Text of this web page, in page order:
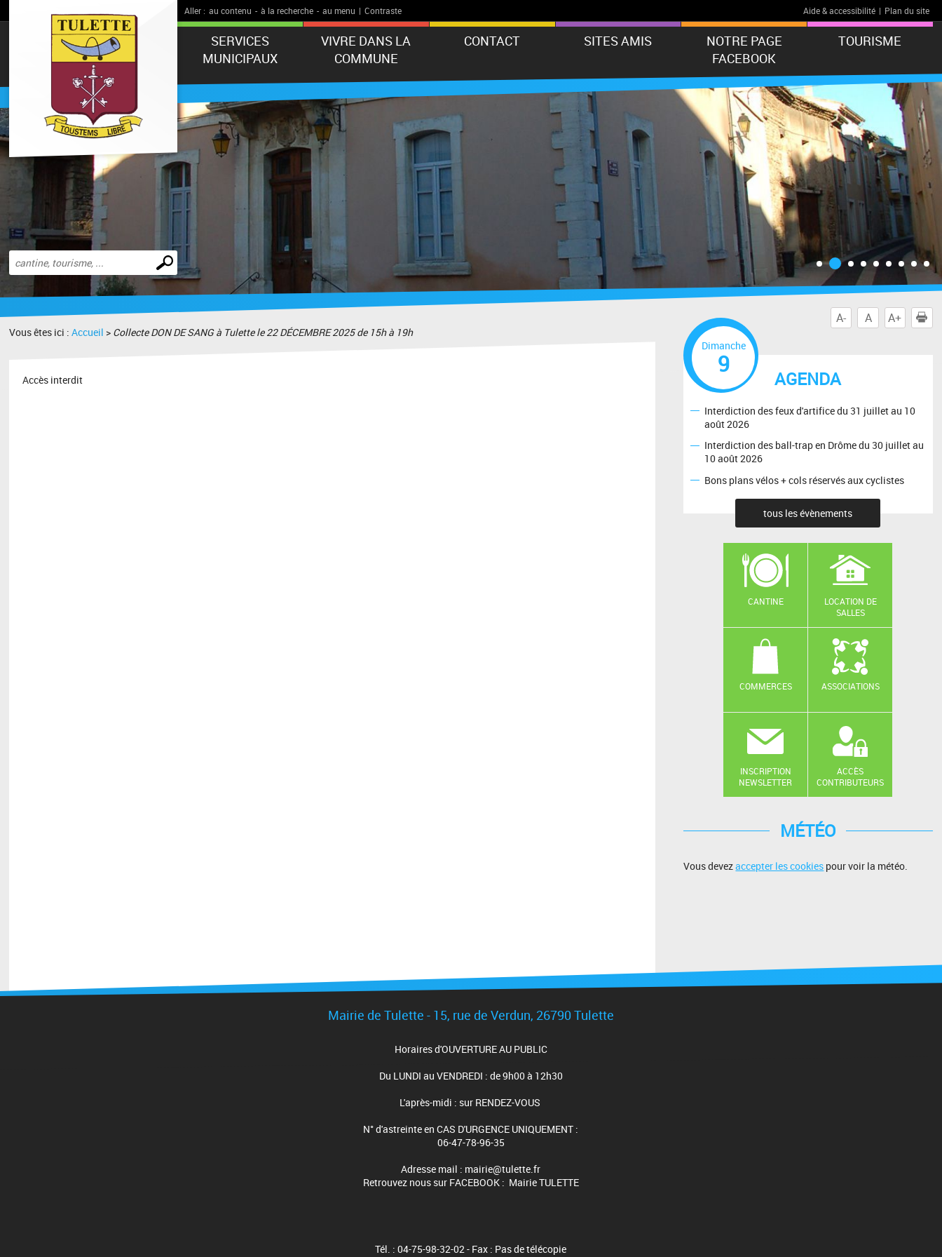
Aller : au contenu - à la recherche - au menu | Contraste Aide & accessibilité | Plan du site
SERVICES
MUNICIPAUX
VIVRE DANS LA
COMMUNE
CONTACT SITES AMIS
NOTRE PAGE
FACEBOOK
TOURISME
Effectuer
une
recherche
A- A A+
Vous êtes ici :Accueil > Collecte DON DE SANG à Tulette le 22 DÉCEMBRE 2025 de 15h à 19h
Accès interdit AGENDA
Dimanche
9
Interdiction des feux d'artifice du 31 juillet au 10
août 2026
Interdiction des ball-trap en Drôme du 30 juillet au
10 août 2026
Bons plans vélos + cols réservés aux cyclistes
tous les évènements
CANTINE
LOCATION DE
SALLES
COMMERCES ASSOCIATIONS
INSCRIPTION
NEWSLETTER
ACCÈS
CONTRIBUTEURS
MÉTÉO
Vous devezaccepter les cookies pour voir la météo.
Mairie de Tulette - 15, rue de Verdun, 26790 Tulette
Horaires d'OUVERTURE AU PUBLIC
Du LUNDI au VENDREDI : de 9h00 à 12h30
L'après-midi : sur RENDEZ-VOUS
N° d'astreinte en CAS D'URGENCE UNIQUEMENT :
06-47-78-96-35
Adresse mail : mairie@tulette.fr
Retrouvez nous sur FACEBOOK : Mairie TULETTE
Tél. : 04-75-98-32-02 - Fax : Pas de télécopie